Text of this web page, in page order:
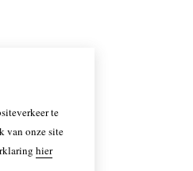
te
van onze site
hier